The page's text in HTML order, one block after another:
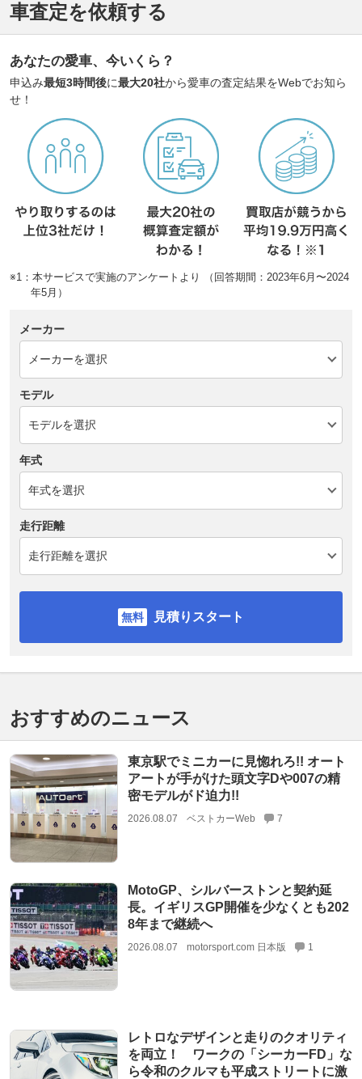
車査定を依頼する
あなたの愛車、今いくら？
申込み最短3時間後に最大20社から愛車の査定結果をWebでお知ら
せ！
※1：本サービスで実施のアンケートより （回答期間：2023年6月〜2024
年5月）
メーカー
モデル
年式
走行距離
見積りスタート
おすすめのニュース
東京駅でミニカーに見惚れろ!! オート
アートが手がけた頭文字Dや007の精
密モデルがド迫力!!
2026.08.07 ベストカーWeb 7
MotoGP、シルバーストンと契約延
長。イギリスGP開催を少なくとも202
8年まで継続へ
2026.08.07 motorsport.com 日本版 1
レトロなデザインと走りのクオリティ
を両立！ ワークの「シーカーFD」な
ら令和のクルマも平成ストリートに激